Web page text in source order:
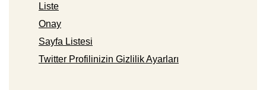
Liste
Onay
Sayfa Listesi
Twitter Profilinizin Gizlilik Ayarları